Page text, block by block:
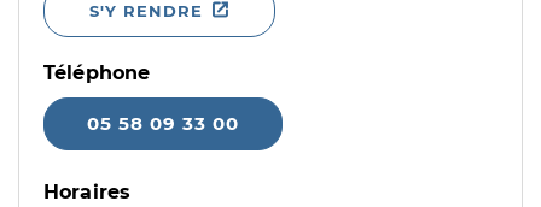
S'Y RENDRE
Téléphone
05 58 09 33 00
Horaires